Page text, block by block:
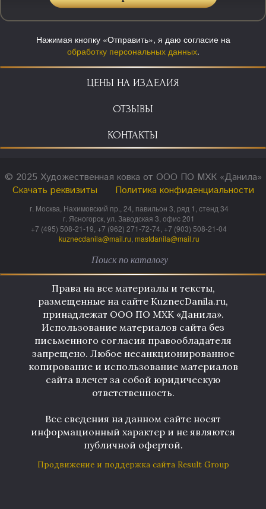
Нажимая кнопку «Отправить», я даю согласие на
обработку персональных данных.
ЦЕНЫ НА ИЗДЕЛИЯ
ОТЗЫВЫ
КОНТАКТЫ
© 2025 Художественная ковка от ООО ПО МХК «Данила»
Скачать реквизиты
Политика конфиденциальности
г. Москва, Нахимовский пр., 24, павильон 3, ряд 1, стенд 34
г. Ясногорск, ул. Заводская 3, офис 201
+7 (495) 508-21-19, +7 (962) 271-72-74, +7 (903) 508-21-04
kuznecdanila@mail.ru mastdanila@mail.ru
Права на все материалы и тексты,
размещенные на сайте KuznecDanila.ru,
принадлежат ООО ПО МХК «Данила».
Использование материалов сайта без
письменного согласия правообладателя
запрещено. Любое несанкционированное
копирование и использование материалов
сайта влечет за собой юридическую
ответственность.
Все сведения на данном сайте носят
информационный характер и не являются
публичной офертой.
Продвижение и поддержка сайта Result Group